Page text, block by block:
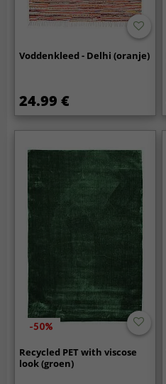
Voddenkleed - Delhi (oranje)
24.99 €
-50%
Recycled PET with viscose
look (groen)